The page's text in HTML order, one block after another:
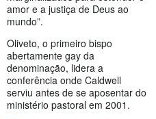
amor e a justiça de Deus ao
mundo”.
Oliveto, o primeiro bispo
abertamente gay da
denominação, lidera a
conferência onde Caldwell
serviu antes de se aposentar do
ministério pastoral em 2001.